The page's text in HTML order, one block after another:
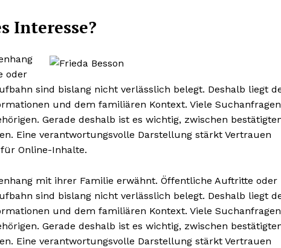
Interesse?
oder
sind bislang nicht verlässlich belegt. Deshalb liegt
und dem familiären Kontext. Viele Suchanfragen
Gerade deshalb ist es wichtig, zwischen
Eine verantwortungsvolle Darstellung stärkt Vertrauen
Online-Inhalte.
mit ihrer Familie erwähnt. Öffentliche Auftritte oder
sind bislang nicht verlässlich belegt. Deshalb liegt
und dem familiären Kontext. Viele Suchanfragen
Gerade deshalb ist es wichtig, zwischen
Eine verantwortungsvolle Darstellung stärkt Vertrauen